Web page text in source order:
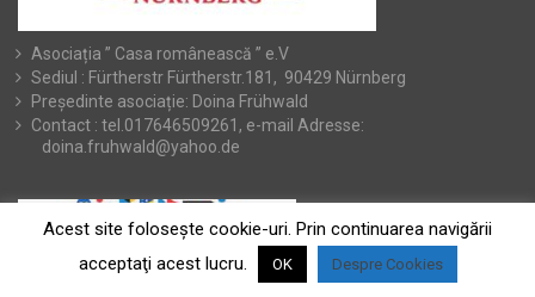
Asociația ” Casa românească ” e.V
Sediul : Fürtherstr Fürtherstr.181, 90429 Nürnberg
Președinte asociație: Doina Frühwald
Contact : tel.017646509261, e-mail Adresse:
doina.fruhwald@yahoo.de
Acest site foloseşte cookie-uri. Prin continuarea navigării
acceptaţi acest lucru.
OK Despre Cookies